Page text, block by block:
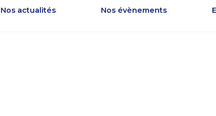
Nos actualités Nos évènements